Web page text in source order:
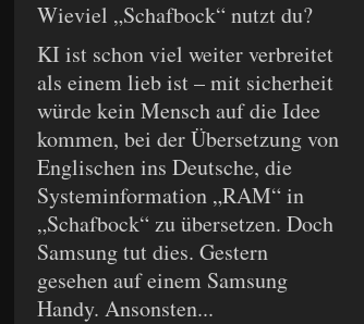
Wieviel „Schafbock“ nutzt du?
KI ist schon viel weiter verbreitet
als einem lieb ist – mit sicherheit
würde kein Mensch auf die Idee
kommen, bei der Übersetzung von
Englischen ins Deutsche, die
Systeminformation „RAM“ in
„Schafbock“ zu übersetzen. Doch
Samsung tut dies. Gestern
gesehen auf einem Samsung
Handy. Ansonsten...